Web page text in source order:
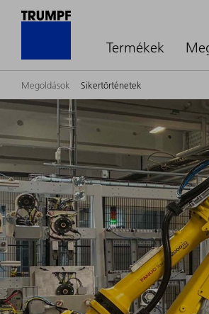
Termékek
Megoldások Sikertörténetek
Ügyfeleink
sikertörténetei